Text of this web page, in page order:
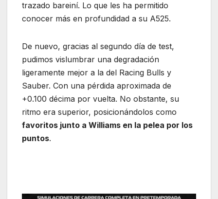
trazado bareiní. Lo que les ha permitido
conocer más en profundidad a su A525.
De nuevo, gracias al segundo día de test,
pudimos vislumbrar una degradación
ligeramente mejor a la del Racing Bulls y
Sauber. Con una pérdida aproximada de
+0.100 décima por vuelta. No obstante, su
ritmo era superior, posicionándolos como
favoritos junto a Williams en la pelea por los
puntos.